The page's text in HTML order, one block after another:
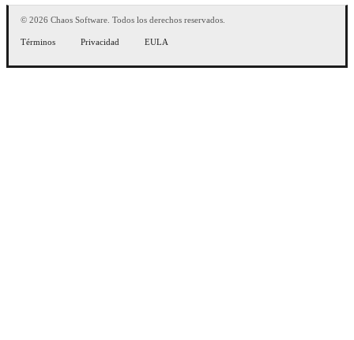
© 2026 Chaos Software. Todos los derechos reservados.
Términos Privacidad EULA